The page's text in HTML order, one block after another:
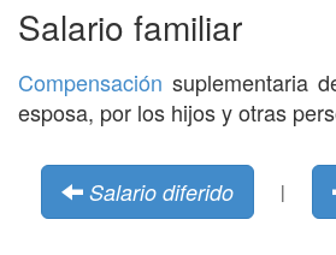
Salario familiar
Compensación suplementaria
esposa, por los hijos y otras
Salario diferido |